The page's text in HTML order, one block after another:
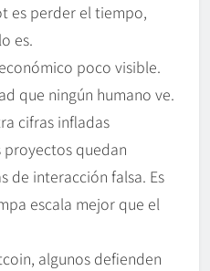
es perder el tiempo,
es.
poco visible.
que ningún humano ve.
cifras infladas
quedan
de interacción falsa. Es
escala mejor que el
algunos defienden